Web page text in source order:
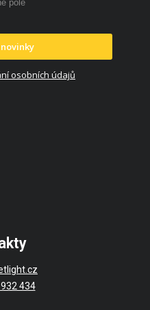
pole
osobních údajů
434